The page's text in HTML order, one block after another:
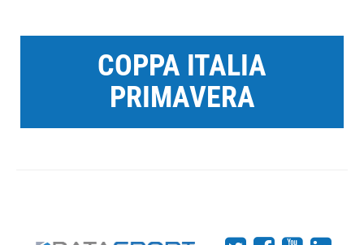
COPPA ITALIA
PRIMAVERA